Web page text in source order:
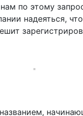
по этому
надеяться,